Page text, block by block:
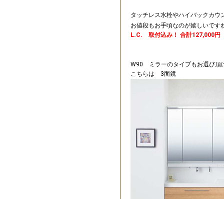
タッチレス水栓やハイバックカウ
お値段もお手頃なのが嬉しいです
L.C. 取付込み！ 合計127,000円
W90 ミラーのタイプもお選び頂
こちらは 3面鏡